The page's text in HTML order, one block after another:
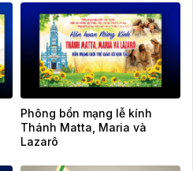
Phông bổn mạng lễ kính
Thánh Matta, Maria và
Lazarô